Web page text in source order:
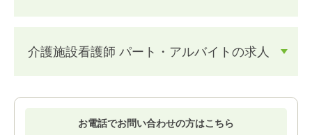
介護施設看護師 パート・アルバイトの求人
お電話でお問い合わせの方はこちら